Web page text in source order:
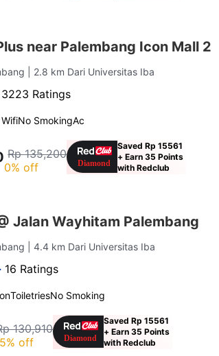
near Palembang Icon Mall 2
| 2.8 km Dari Universitas Iba
3223 Ratings
No SmokingAc
Rp 135,200
0% off
Saved Rp 15561
+ Earn 35 Points
with Redclub
Jalan Wayhitam Palembang
| 4.4 km Dari Universitas Iba
16 Ratings
ToiletriesNo Smoking
130,910
off
Saved Rp 15561
+ Earn 35 Points
with Redclub